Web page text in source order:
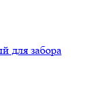
для забора